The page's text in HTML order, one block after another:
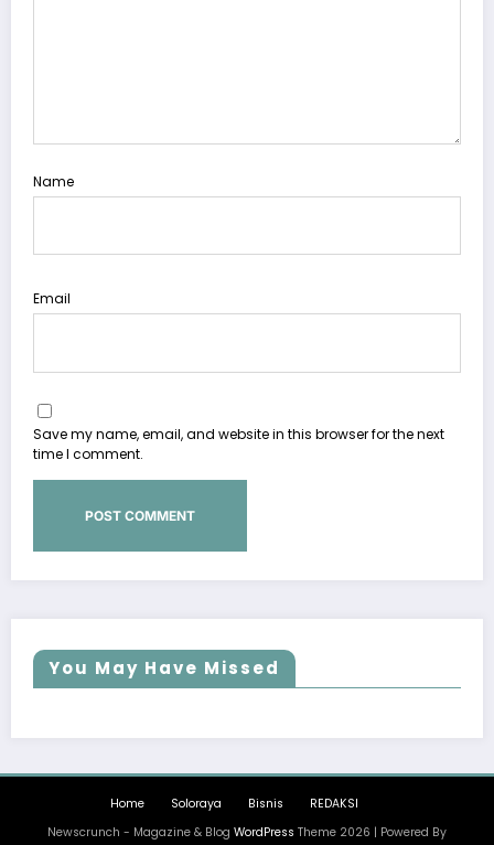
Name
Email
Save my name, email, and website in this browser for the next
time I comment.
You May Have Missed
Home Soloraya Bisnis
REDAKSI
Newscrunch - Magazine & Blog WordPress Theme 2026 | Powered By